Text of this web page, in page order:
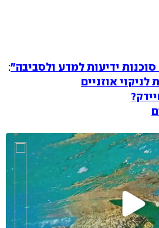
סוכנות ידיעות למדע ולסביבה":
אוזניים